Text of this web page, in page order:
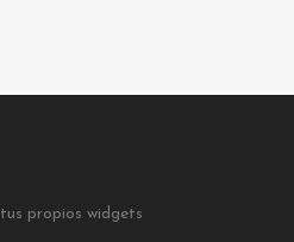
propios widgets